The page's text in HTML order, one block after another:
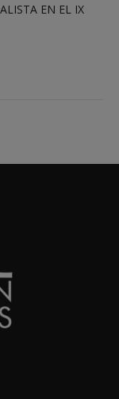
EN EL IX